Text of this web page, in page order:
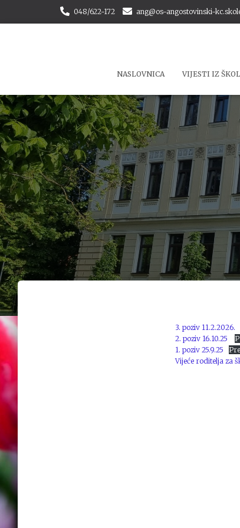
048/622-172 ang@os-angostovinski-
NASLOVNICA VIJESTI IZ
3. poziv 11.2.2026.
2. poziv 16.10.25
1. poziv 25.9.25
Vijeće roditelja za